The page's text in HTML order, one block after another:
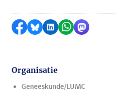
Delen op Facebook
Delen via Bluesky
Delen op LinkedIn
Delen via
Delen
Organisatie
Geneeskunde/LUMC